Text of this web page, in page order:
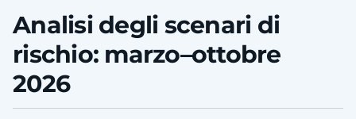
Analisi degli scenari di
rischio: marzo–ottobre
2026